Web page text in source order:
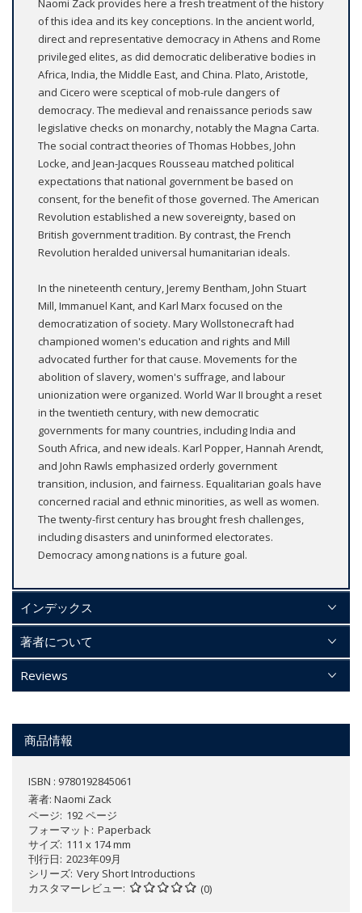
Naomi Zack provides here a fresh treatment of the history
of this idea and its key conceptions. In the ancient world,
direct and representative democracy in Athens and Rome
privileged elites, as did democratic deliberative bodies in
Africa, India, the Middle East, and China. Plato, Aristotle,
and Cicero were sceptical of mob-rule dangers of
democracy. The medieval and renaissance periods saw
legislative checks on monarchy, notably the Magna Carta.
The social contract theories of Thomas Hobbes, John
Locke, and Jean-Jacques Rousseau matched political
expectations that national government be based on
consent, for the benefit of those governed. The American
Revolution established a new sovereignty, based on
British government tradition. By contrast, the French
Revolution heralded universal humanitarian ideals.
In the nineteenth century, Jeremy Bentham, John Stuart
Mill, Immanuel Kant, and Karl Marx focused on the
democratization of society. Mary Wollstonecraft had
championed women's education and rights and Mill
advocated further for that cause. Movements for the
abolition of slavery, women's suffrage, and labour
unionization were organized. World War II brought a reset
in the twentieth century, with new democratic
governments for many countries, including India and
South Africa, and new ideals. Karl Popper, Hannah Arendt,
and John Rawls emphasized orderly government
transition, inclusion, and fairness. Equalitarian goals have
concerned racial and ethnic minorities, as well as women.
The twenty-first century has brought fresh challenges,
including disasters and uninformed electorates.
Democracy among nations is a future goal.
インデックス
著者について
Reviews
商品情報
ISBN : 9780192845061
著者: Naomi Zack
ページ 192 ページ
フォーマット
Paperback
サイズ 111 x 174 mm
刊行日 2023年09月
シリーズ Very Short Introductions
カスタマーレビュー
(0)